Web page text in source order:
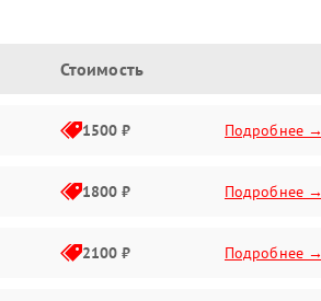
Стоимость
1500 ₽ Подробнее →
1800 ₽ Подробнее →
2100 ₽ Подробнее →